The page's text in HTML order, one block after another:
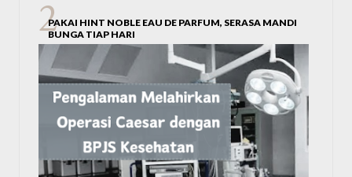
PAKAI HINT NOBLE EAU DE PARFUM, SERASA MANDI
BUNGA TIAP HARI